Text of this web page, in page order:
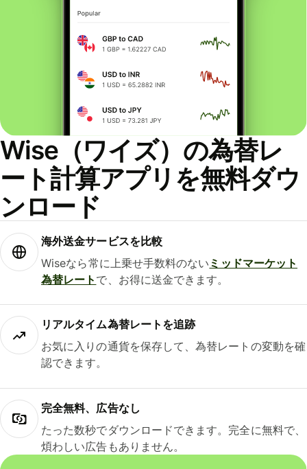
Wise（ワイズ）の為替レ
ート計算アプリを無料ダウ
ンロード
海外送金サービスを比較
Wiseなら常に上乗せ手数料のない ミッドマーケット
為替レート で、お得に送金できます。
リアルタイム為替レートを追跡
お気に入りの通貨を保存して、為替レートの変動を確
認できます。
完全無料、広告なし
たった数秒でダウンロードできます。完全に無料で、
煩わしい広告もありません。